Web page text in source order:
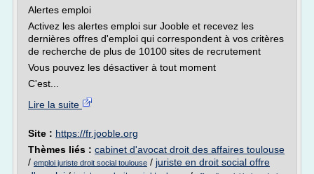
Alertes emploi
Activez les alertes emploi sur Jooble et recevez les
dernières offres d'emploi qui correspondent à vos critères
de recherche de plus de 10100 sites de recrutement
Vous pouvez les désactiver à tout moment
C'est...
Lire la suite
Site : https://fr.jooble.org
Thèmes liés : cabinet d'avocat droit des affaires toulouse
/ emploi juriste droit social toulouse / juriste en droit social offre